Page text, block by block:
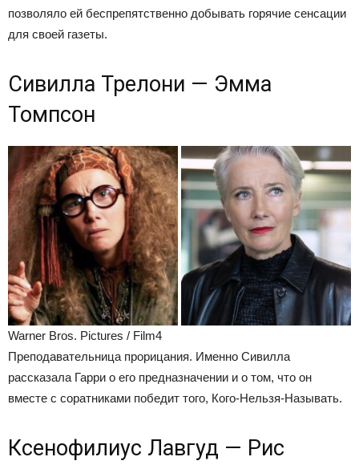
позволяло ей беспрепятственно добывать горячие сенсации
для своей газеты.
Сивилла Трелони — Эмма
Томпсон
Warner Bros. Pictures / Film4
Преподавательница прорицания. Именно Сивилла
рассказала Гарри о его предназначении и о том, что он
вместе с соратниками победит того, Кого-Нельзя-Называть.
Ксенофилиус Лавгуд — Рис